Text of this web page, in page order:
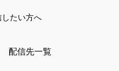
たい方へ
配信先一覧